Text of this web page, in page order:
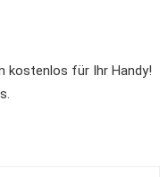
kostenlos für Ihr Handy!